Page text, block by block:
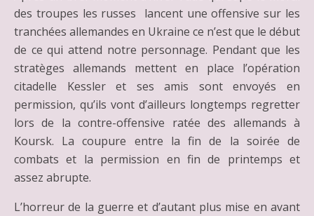
des troupes les russes lancent une offensive sur les
tranchées allemandes en Ukraine ce n’est que le début
de ce qui attend notre personnage. Pendant que les
stratèges allemands mettent en place l’opération
citadelle Kessler et ses amis sont envoyés en
permission, qu’ils vont d’ailleurs longtemps regretter
lors de la contre-offensive ratée des allemands à
Koursk. La coupure entre la fin de la soirée de
combats et la permission en fin de printemps et
assez abrupte.
L’horreur de la guerre et d’autant plus mise en avant